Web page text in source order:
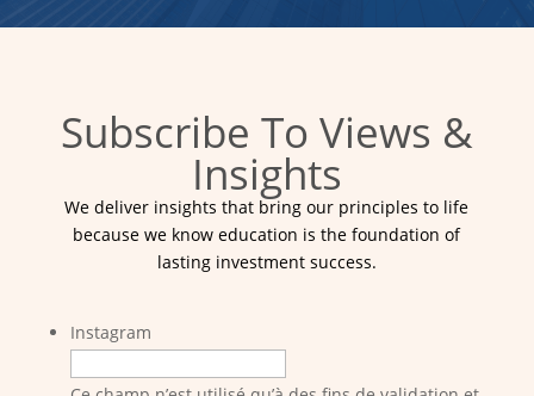
Subscribe To Views &
Insights
We deliver insights that bring our principles to life
because we know education is the foundation of
lasting investment success.
Instagram